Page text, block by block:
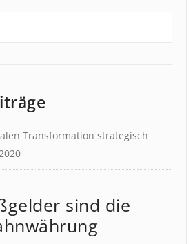
Transformation strategisch
sind die